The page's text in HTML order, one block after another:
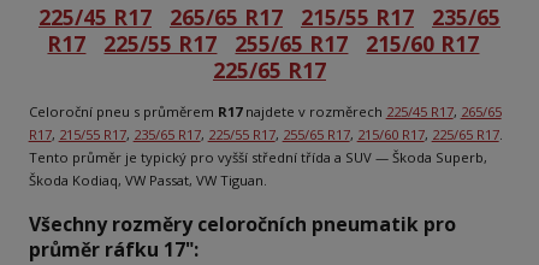
225/45 R17 265/65 R17 215/55 R17
235/65
R17
225/55 R17 255/65 R17
215/60 R17
225/65 R17
Celoroční pneu s průměrem R17najdete v rozměrech 225/45 R17, 265/65
R17, 215/55 R17, 235/65 R17, 225/55 R17, 255/65 R17, 215/60 R17, 225/65 R17.
Tento průměr je typický pro vyšší střední třída a SUV — Škoda Superb,
Škoda Kodiaq, VW Passat, VW Tiguan.
Všechny rozměry celoročních pneumatik pro
průměr ráfku 17":